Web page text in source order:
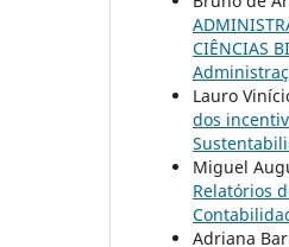
CIÊNCIAS
Lauro
dos
Miguel
Relatórios
Adriana